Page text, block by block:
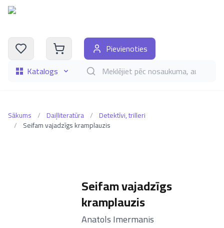
Katalogs Meklēt grāmatas pēc nosaukuma, autora,
Pievienoties
Sākums / Daiļliteratūra / Detektīvi, trilleri
/ Seifam vajadzīgs kramplauzis
Seifam vajadzīgs
kramplauzis
–
Anatols Imermanis